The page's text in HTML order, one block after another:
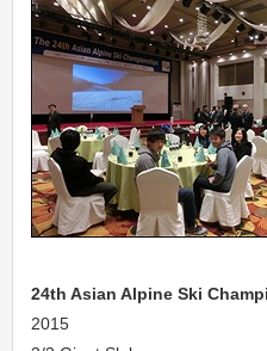
24th Asian Alpine Ski
2015